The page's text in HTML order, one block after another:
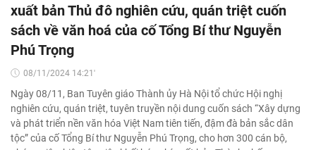
xuất bản Thủ đô nghiên cứu, quán triệt cuốn
sách về văn hoá của cố Tổng Bí thư Nguyễn
Phú Trọng
08/11/2024 14:21'
Ngày 08/11, Ban Tuyên giáo Thành ủy Hà Nội tổ chức Hội nghị
nghiên cứu, quán triệt, tuyên truyền nội dung cuốn sách “Xây dựng
và phát triển nền văn hóa Việt Nam tiên tiến, đậm đà bản sắc dân
tộc” của cố Tổng Bí thư Nguyễn Phú Trọng, cho hơn 300 cán bộ,